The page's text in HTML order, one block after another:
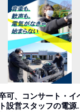
可、コンサート・イ
設営スタッフの電源